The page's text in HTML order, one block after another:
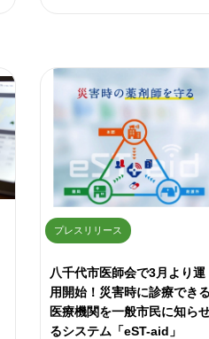
プレスリリース
八千代市医師会で3月より運
用開始！災害時に診療できる
医療機関を一般市民に知ら
るシステム「eST-aid」